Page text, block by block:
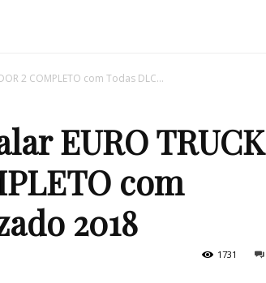
Simulator
2 COMPLETO com Todas DLC...
EURO TRUCK
com
2018
1731